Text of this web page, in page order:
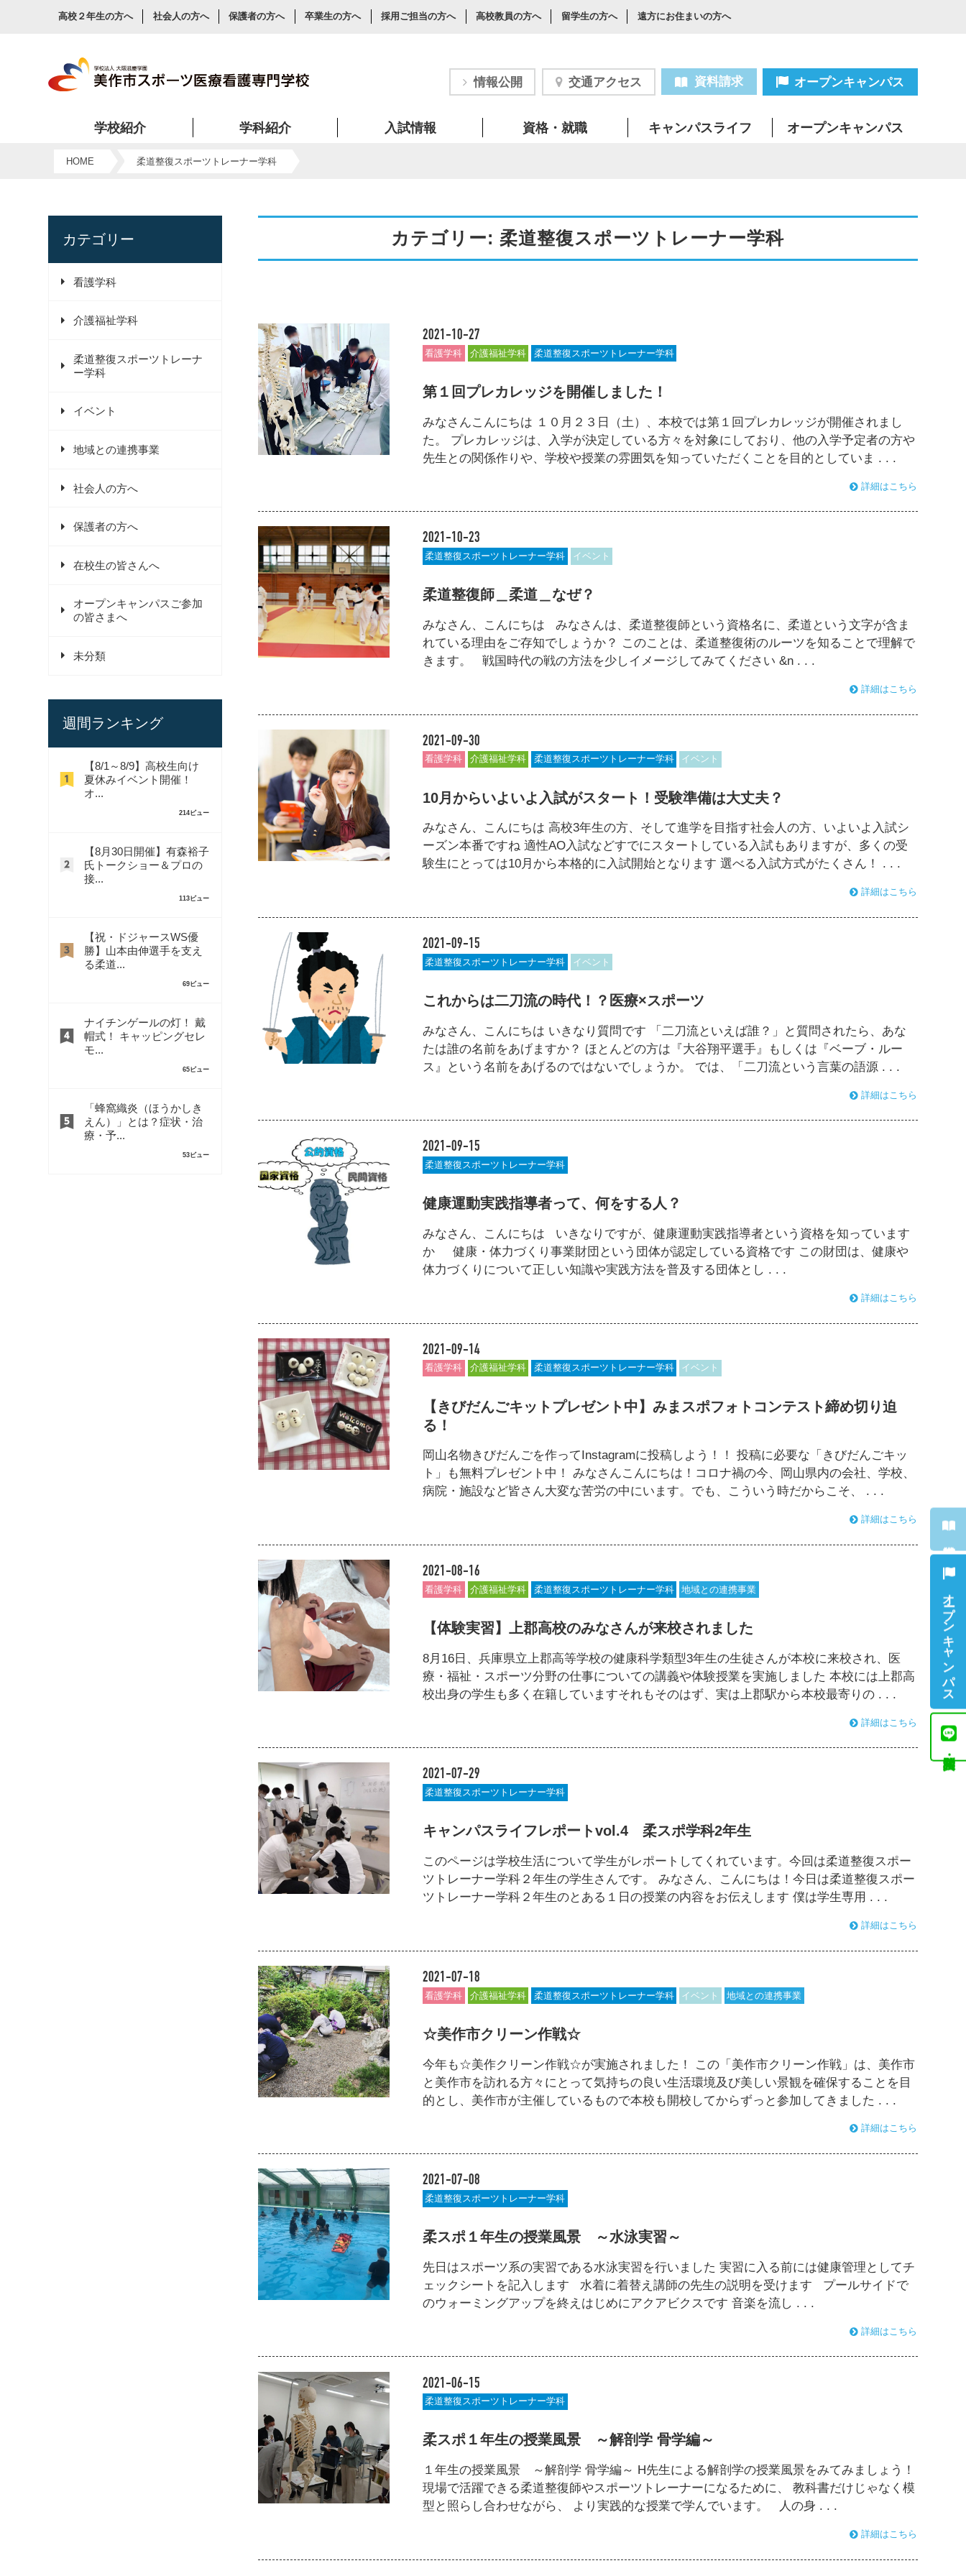
高校２年生の方へ 社会人の方へ 保護者の方へ 卒業生の方へ 採用ご担当の方へ 高校教員の方へ 留学生の方へ 遠方にお住まいの方へ
情報公開 交通アクセス 資料請求 オープンキャンパス
学校紹介 学科紹介 入試情報 資格・就職 キャンパスライフ オープンキャンパス
HOME 柔道整復スポーツトレーナー学科
カテゴリー
看護学科
介護福祉学科
柔道整復スポーツトレーナ
ー学科
イベント
地域との連携事業
社会人の方へ
保護者の方へ
在校生の皆さんへ
オープンキャンパスご参加
の皆さまへ
未分類
週間ランキング
【8/1～8/9】高校生向け
夏休みイベント開催！
オ...
214ビュー
【8月30日開催】有森裕子
氏トークショー＆プロの
接...
113ビュー
【祝・ドジャースWS優
勝】山本由伸選手を支え
る柔道...
69ビュー
ナイチンゲールの灯！ 戴
帽式！ キャッピングセレ
モ...
65ビュー
「蜂窩織炎（ほうかしき
えん）」とは？症状・治
療・予...
53ビュー
カテゴリー: 柔道整復スポーツトレーナー学科
2021-10-27
看護学科 介護福祉学科 柔道整復スポーツトレーナー学科
第１回プレカレッジを開催しました！
みなさんこんにちは １０月２３日（土）、本校では第１回プレカレッジが開催されまし
た。 プレカレッジは、入学が決定している方々を対象にしており、他の入学予定者の方や
先生との関係作りや、学校や授業の雰囲気を知っていただくことを目的としていま . . .
詳細はこちら
2021-10-23
柔道整復スポーツトレーナー学科 イベント
柔道整復師＿柔道＿なぜ？
みなさん、こんにちは みなさんは、柔道整復師という資格名に、柔道という文字が含ま
れている理由をご存知でしょうか？ このことは、柔道整復術のルーツを知ることで理解で
きます。 戦国時代の戦の方法を少しイメージしてみてください &n . . .
詳細はこちら
2021-09-30
看護学科 介護福祉学科 柔道整復スポーツトレーナー学科 イベント
10月からいよいよ入試がスタート！受験準備は大丈夫？
みなさん、こんにちは 高校3年生の方、そして進学を目指す社会人の方、いよいよ入試シ
ーズン本番ですね 適性AO入試などすでにスタートしている入試もありますが、多くの受
験生にとっては10月から本格的に入試開始となります 選べる入試方式がたくさん！ . . .
詳細はこちら
2021-09-15
柔道整復スポーツトレーナー学科 イベント
これからは二刀流の時代！？医療×スポーツ
みなさん、こんにちは いきなり質問です 「二刀流といえば誰？」と質問されたら、あな
たは誰の名前をあげますか？ ほとんどの方は『大谷翔平選手』もしくは『ベーブ・ルー
ス』という名前をあげるのではないでしょうか。 では、「二刀流という言葉の語源 . . .
詳細はこちら
2021-09-15
柔道整復スポーツトレーナー学科
健康運動実践指導者って、何をする人？
みなさん、こんにちは いきなりですが、健康運動実践指導者という資格を知っています
か 健康・体力づくり事業財団という団体が認定している資格です この財団は、健康や
体力づくりについて正しい知識や実践方法を普及する団体とし . . .
詳細はこちら
2021-09-14
看護学科 介護福祉学科 柔道整復スポーツトレーナー学科 イベント
【きびだんごキットプレゼント中】みまスポフォトコンテスト締め切り迫
る！
岡山名物きびだんごを作ってInstagramに投稿しよう！！ 投稿に必要な「きびだんごキッ
ト」も無料プレゼント中！ みなさんこんにちは！コロナ禍の今、岡山県内の会社、学校、
病院・施設など皆さん大変な苦労の中にいます。でも、こういう時だからこそ、 . . .
詳細はこちら
2021-08-16
看護学科 介護福祉学科 柔道整復スポーツトレーナー学科 地域との連携事業
【体験実習】上郡高校のみなさんが来校されました
8月16日、兵庫県立上郡高等学校の健康科学類型3年生の生徒さんが本校に来校され、医
療・福祉・スポーツ分野の仕事についての講義や体験授業を実施しました 本校には上郡高
校出身の学生も多く在籍していますそれもそのはず、実は上郡駅から本校最寄りの . . .
詳細はこちら
2021-07-29
柔道整復スポーツトレーナー学科
キャンパスライフレポートvol.4 柔スポ学科2年生
このページは学校生活について学生がレポートしてくれています。今回は柔道整復スポー
ツトレーナー学科２年生の学生さんです。 みなさん、こんにちは！今日は柔道整復スポー
ツトレーナー学科２年生のとある１日の授業の内容をお伝えします 僕は学生専用 . . .
詳細はこちら
2021-07-18
看護学科 介護福祉学科 柔道整復スポーツトレーナー学科 イベント 地域との連携事業
☆美作市クリーン作戦☆
今年も☆美作クリーン作戦☆が実施されました！ この「美作市クリーン作戦」は、美作市
と美作市を訪れる方々にとって気持ちの良い生活環境及び美しい景観を確保することを目
的とし、美作市が主催しているもので本校も開校してからずっと参加してきました . . .
詳細はこちら
2021-07-08
柔道整復スポーツトレーナー学科
柔スポ１年生の授業風景 ～水泳実習～
先日はスポーツ系の実習である水泳実習を行いました 実習に入る前には健康管理としてチ
ェックシートを記入します 水着に着替え講師の先生の説明を受けます プールサイドで
のウォーミングアップを終えはじめにアクアビクスです 音楽を流し . . .
詳細はこちら
2021-06-15
柔道整復スポーツトレーナー学科
柔スポ１年生の授業風景 ～解剖学 骨学編～
１年生の授業風景 ～解剖学 骨学編～ H先生による解剖学の授業風景をみてみましょう！
現場で活躍できる柔道整復師やスポーツトレーナーになるために、 教科書だけじゃなく模
型と照らし合わせながら、 より実践的な授業で学んでいます。 人の身 . . .
詳細はこちら
オープンキャンパス